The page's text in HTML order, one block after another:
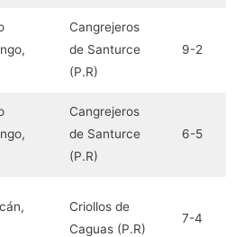
Cangrejeros
de Santurce
(P.R)
9-2
Cangrejeros
de Santurce
(P.R)
6-5
Criollos de
Caguas (P.R)
7-4